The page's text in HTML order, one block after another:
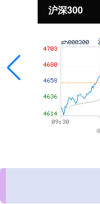
沪深300